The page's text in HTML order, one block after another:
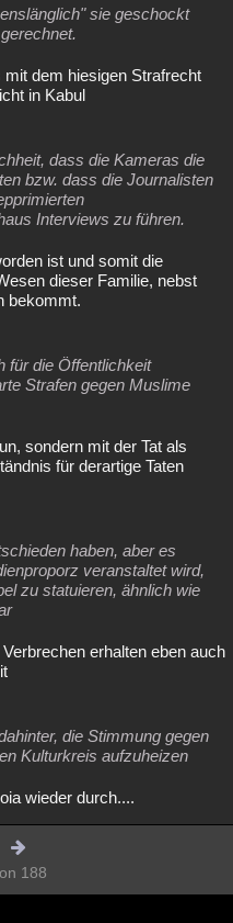
sie geschockt
dem hiesigen Strafrecht
in Kabul
dass die Kameras die
bzw. dass die Journalisten
Interviews zu führen.
ist und somit die
dieser Familie, nebst
bekommt.
für die Öffentlichkeit
Strafen gegen Muslime
sondern mit der Tat als
für derartige Taten
haben, aber es
veranstaltet wird,
zu statuieren, ähnlich wie
erhalten eben auch
die Stimmung gegen
Kulturkreis aufzuheizen
wieder durch....
188